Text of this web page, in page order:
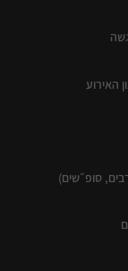
האירוע
סופ״שים)